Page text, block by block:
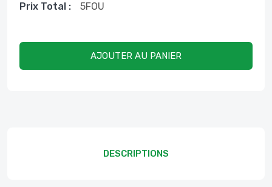
Prix ​​total : 5FOU
AJOUTER AU PANIER
DESCRIPTIONS